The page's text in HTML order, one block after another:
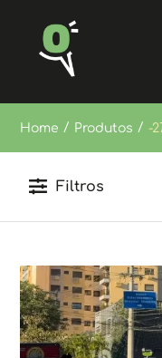
Home / Produtos / -
Filtros